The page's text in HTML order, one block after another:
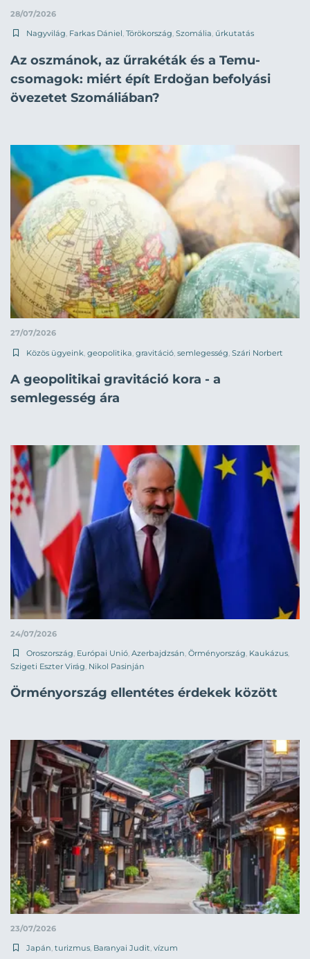
28/07/2026
Nagyvilág, Farkas Dániel, Törökország, Szomália, űrkutatás
Az oszmánok, az űrrakéták és a Temu-
csomagok: miért épít Erdoğan befolyási
övezetet Szomáliában?
27/07/2026
Közös ügyeink geopolitika gravitáció semlegesség Szári Norbert
A geopolitikai gravitáció kora - a
semlegesség ára
24/07/2026
Oroszország Európai Unió Azerbajdzsán Örményország Kaukázus
Szigeti Eszter Virág Nikol Pasinján
Örményország ellentétes érdekek között
23/07/2026
Japán, turizmus, Baranyai Judit, vízum